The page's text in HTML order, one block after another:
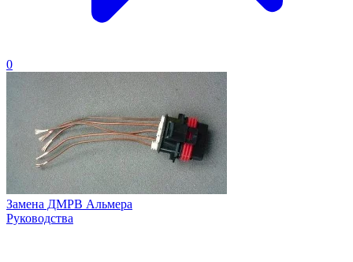
0
Замена ДМРВ Альмера
Руководства